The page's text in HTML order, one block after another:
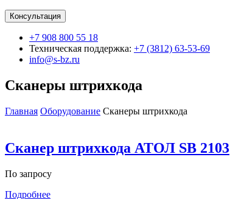
Консультация
+7 908 800 55 18
Техническая поддержка: +7 (3812) 63-53-69
info@s-bz.ru
Сканеры штрихкода
Главная Оборудование Сканеры штрихкода
Сканер штрихкода АТОЛ SB 2103
По запросу
Подробнее